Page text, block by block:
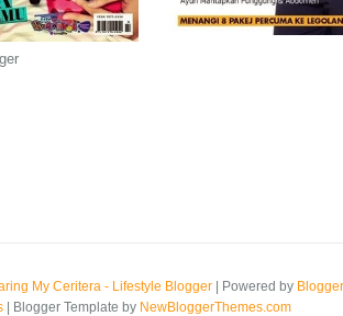
My Ceritera - Lifestyle Blogger | Powered by Blogger
| Blogger Template by NewBloggerThemes.com